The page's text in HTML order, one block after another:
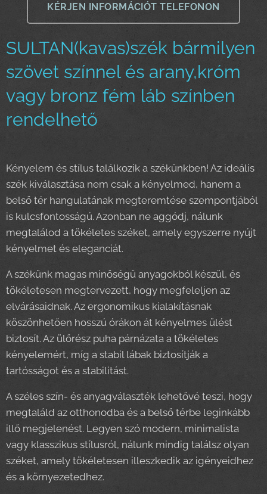
KÉRJEN INFORMÁCIÓT TELEFONON
SULTAN(kavas)szék bármilyen
szövet színnel és arany,króm
vagy bronz fém láb színben
rendelhető
Kényelem és stílus találkozik a székünkben! Az ideális
szék kiválasztása nem csak a kényelmed, hanem a
belső tér hangulatának megteremtése szempontjából
is kulcsfontosságú. Azonban ne aggódj, nálunk
megtalálod a tökéletes széket, amely egyszerre nyújt
kényelmet és eleganciát.
A székünk magas minőségű anyagokból készül, és
tökéletesen megtervezett, hogy megfeleljen az
elvárásaidnak. Az ergonomikus kialakításnak
köszönhetően hosszú órákon át kényelmes ülést
biztosít. Az ülőrész puha párnázata a tökéletes
kényelemért, míg a stabil lábak biztosítják a
tartósságot és a stabilitást.
A széles szín- és anyagválaszték lehetővé teszi, hogy
megtaláld az otthonodba és a belső térbe leginkább
illő megjelenést. Legyen szó modern, minimalista
vagy klasszikus stílusról, nálunk mindig találsz olyan
széket, amely tökéletesen illeszkedik az igényeidhez
és a környezetedhez.